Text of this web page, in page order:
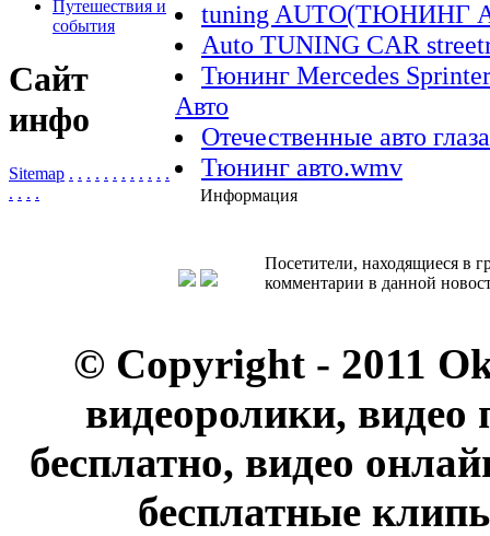
Путешествия и
события
Сайт
инфо
Sitemap . . . . . . . . . . . .
. . . .
tuning AUTO(ТЮНИНГ
Auto TUNING CAR
Тюнинг Mercedes
Авто
Отечественные авто
Тюнинг авто.wmv
Информация
Посетители, находящиеся в
комментарии в данной
© Copyright - 2011
видеоролики, видео
бесплатно, видео
бесплатные